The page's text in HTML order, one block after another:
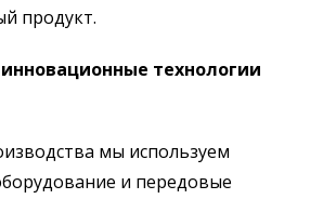
продукт.
технологии
мы используем
и передовые